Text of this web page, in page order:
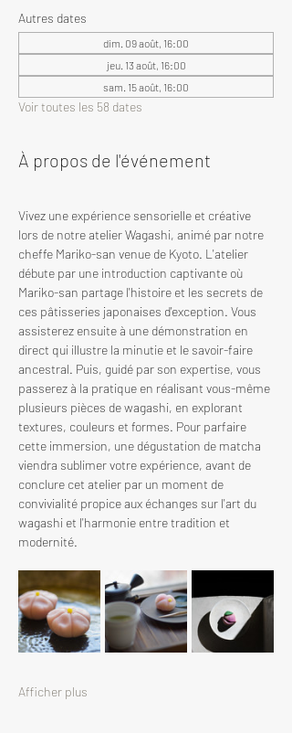
Autres dates
dim. 09 août, 16:00
jeu. 13 août, 16:00
sam. 15 août, 16:00
Voir toutes les 58 dates
À propos de l'événement
Vivez une expérience sensorielle et créative
lors de notre atelier Wagashi, animé par notre
cheffe Mariko-san venue de Kyoto. L'atelier
débute par une introduction captivante où
Mariko-san partage l'histoire et les secrets de
ces pâtisseries japonaises d'exception. Vous
assisterez ensuite à une démonstration en
direct qui illustre la minutie et le savoir-faire
ancestral. Puis, guidé par son expertise, vous
passerez à la pratique en réalisant vous-même
plusieurs pièces de wagashi, en explorant
textures, couleurs et formes. Pour parfaire
cette immersion, une dégustation de matcha
viendra sublimer votre expérience, avant de
conclure cet atelier par un moment de
convivialité propice aux échanges sur l'art du
wagashi et l'harmonie entre tradition et
modernité.
Afficher plus